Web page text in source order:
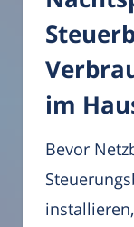
im
Bevor